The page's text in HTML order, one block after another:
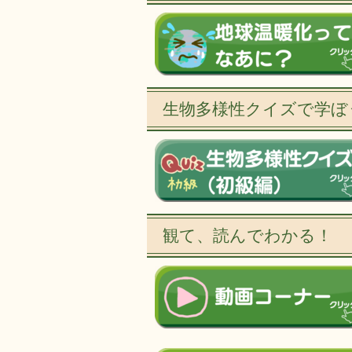
生物多様性クイズで学ぼ
観て、読んでわかる！